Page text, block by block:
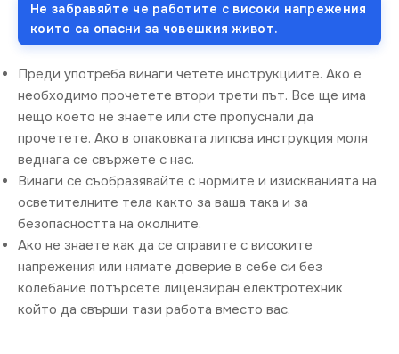
Не забравяйте че работите с високи напрежения
които са опасни за човешкия живот.
Преди употреба винаги четете инструкциите. Ако е
необходимо прочетете втори трети път. Все ще има
нещо което не знаете или сте пропуснали да
прочетете. Ако в опаковката липсва инструкция моля
веднага се свържете с нас.
Винаги се съобразявайте с нормите и изискванията на
осветителните тела както за ваша така и за
безопасността на околните.
Ако не знаете как да се справите с високите
напрежения или нямате доверие в себе си без
колебание потърсете лицензиран електротехник
който да свърши тази работа вместо вас.